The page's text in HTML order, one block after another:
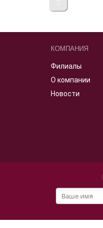
КОМПАНИЯ
Филиалы
О компании
Новости